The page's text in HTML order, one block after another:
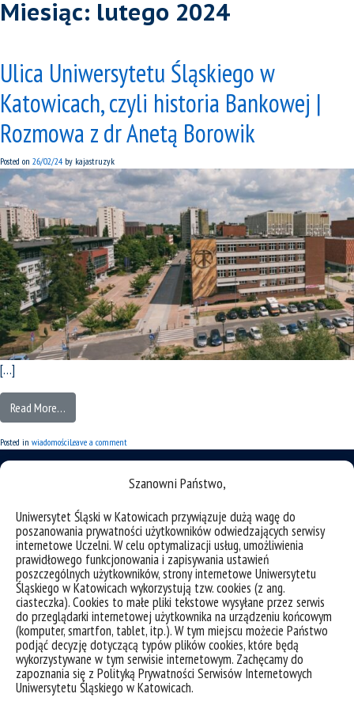
Szanowni Państwo,
Uniwersytet Śląski w Katowicach przywiązuje dużą wagę do
poszanowania prywatności użytkowników odwiedzających serwisy
internetowe Uczelni. W celu optymalizacji usług, umożliwienia
prawidłowego funkcjonowania i zapisywania ustawień
poszczególnych użytkowników, strony internetowe Uniwersytetu
Śląskiego w Katowicach wykorzystują tzw. cookies (z ang.
ciasteczka). Cookies to małe pliki tekstowe wysyłane przez serwis
do przeglądarki internetowej użytkownika na urządzeniu końcowym
(komputer, smartfon, tablet, itp.). W tym miejscu możecie Państwo
podjąć decyzję dotyczącą typów plików cookies, które będą
wykorzystywane w tym serwisie internetowym. Zachęcamy do
zapoznania się z Polityką Prywatności Serwisów Internetowych
Uniwersytetu Śląskiego w Katowicach.
Miesiąc: lutego 2024
Ulica Uniwersytetu Śląskiego w
Katowicach, czyli historia Bankowej |
Rozmowa z dr Anetą Borowik
Posted on 26/02/24 by kajastruzyk
[…]
Read More…
Posted in wiadomościLeave a comment
deklaracja dostępności
mapa strony
Instytut Nauk o Sztuce
Uniwersytetu Śląskiego w Katowicach
ul. Bankowa 11
40-007 Katowice